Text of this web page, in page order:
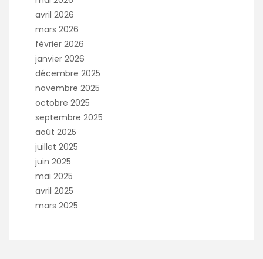
avril 2026
mars 2026
février 2026
janvier 2026
décembre 2025
novembre 2025
octobre 2025
septembre 2025
août 2025
juillet 2025
juin 2025
mai 2025
avril 2025
mars 2025